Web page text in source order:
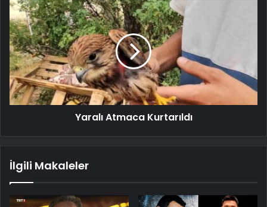
Yaralı Atmaca Kurtarıldı
İlgili Makaleler